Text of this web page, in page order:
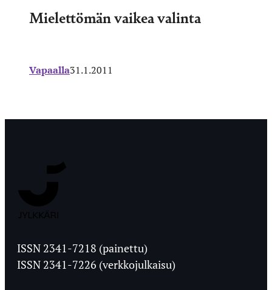
Mielettömän vaikea valinta
Vapaalla31.1.2011
Ylioppilaslehti
ISSN 2341-7218 (painettu)
ISSN 2341-7226 (verkkojulkaisu)